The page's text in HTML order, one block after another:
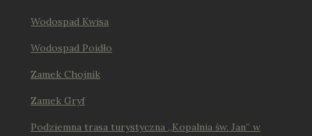
Wodospad Kwisa
Wodospad Poidło
Zamek Chojnik
Zamek Gryf
Podziemna trasa turystyczna „Kopalnia św. Jan” w